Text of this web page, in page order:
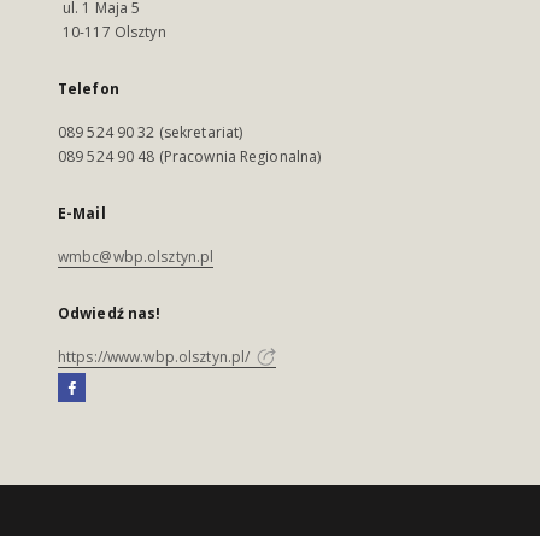
ul. 1 Maja 5
10-117 Olsztyn
Telefon
089 524 90 32 (sekretariat)
089 524 90 48 (Pracownia Regionalna)
E-Mail
wmbc@wbp.olsztyn.pl
Odwiedź nas!
https://www.wbp.olsztyn.pl/